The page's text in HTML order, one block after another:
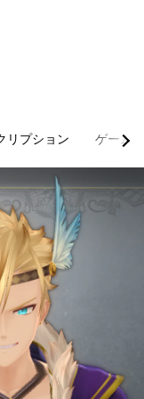
リプション ゲーム